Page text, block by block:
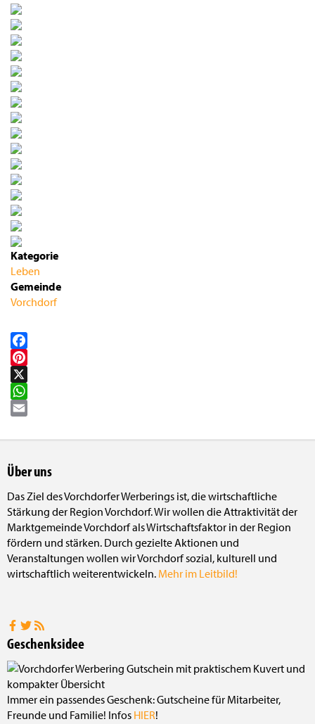
Kategorie
Leben
Gemeinde
Vorchdorf
Facebook
Pinterest
X
WhatsApp
Über uns
Das Ziel des Vorchdorfer Werberings ist, die wirtschaftliche
Stärkung der Region Vorchdorf. Wir wollen die Attraktivität der
Marktgemeinde Vorchdorf als Wirtschaftsfaktor in der Region
fördern und stärken. Durch gezielte Aktionen und
Veranstaltungen wollen wir Vorchdorf sozial, kulturell und
wirtschaftlich weiterentwickeln. Mehr im Leitbild!
Geschenksidee
Immer ein passendes Geschenk: Gutscheine für Mitarbeiter,
Freunde und Familie! Infos HIER!